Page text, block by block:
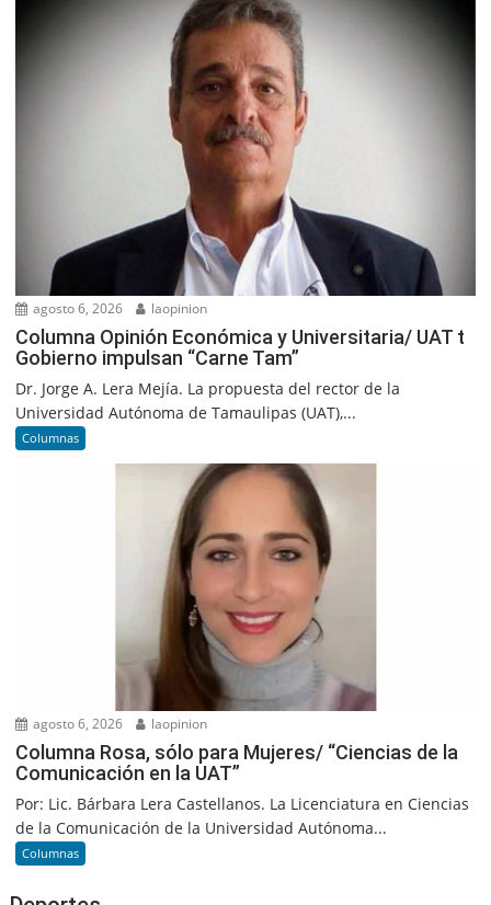
agosto 6, 2026 laopinion
Columna Opinión Económica y Universitaria/ UAT t
Gobierno impulsan “Carne Tam”
Dr. Jorge A. Lera Mejía. La propuesta del rector de la
Universidad Autónoma de Tamaulipas (UAT),...
Columnas
agosto 6, 2026 laopinion
Columna Rosa, sólo para Mujeres/ “Ciencias de la
Comunicación en la UAT”
Por: Lic. Bárbara Lera Castellanos. La Licenciatura en Ciencias
de la Comunicación de la Universidad Autónoma...
Columnas